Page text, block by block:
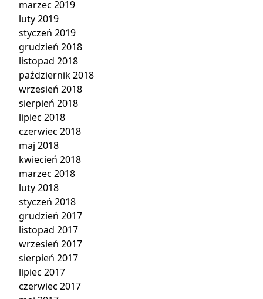
marzec 2019
luty 2019
styczeń 2019
grudzień 2018
listopad 2018
październik 2018
wrzesień 2018
sierpień 2018
lipiec 2018
czerwiec 2018
maj 2018
kwiecień 2018
marzec 2018
luty 2018
styczeń 2018
grudzień 2017
listopad 2017
wrzesień 2017
sierpień 2017
lipiec 2017
czerwiec 2017